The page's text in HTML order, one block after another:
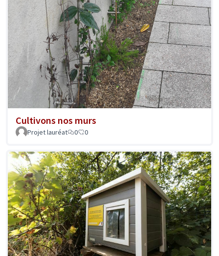
Cultivons nos murs
Projet lauréat 0 0